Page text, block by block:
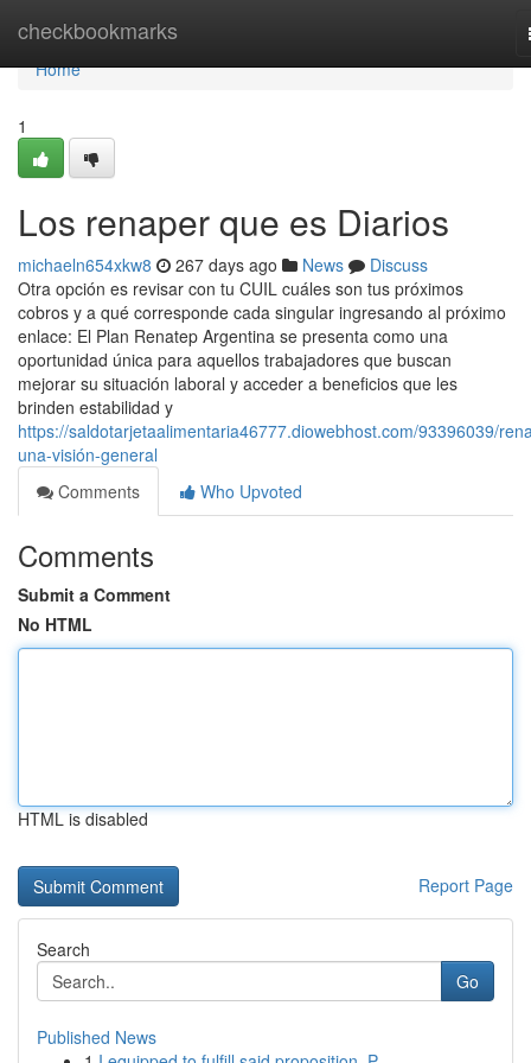
checkbookmarks
Home
Home
1
Los renaper que es Diarios
michaeln654xkw8 267 days ago News
Discuss
Otra opción es revisar con tu CUIL cuáles son tus próximos
cobros y a qué corresponde cada singular ingresando al próximo
enlace: El Plan Renatep Argentina se presenta como una
oportunidad única para aquellos trabajadores que buscan
mejorar su situación laboral y acceder a beneficios que les
brinden estabilidad y
https://saldotarjetaalimentaria46777.diowebhost.com/93396039/
una-visión-general
Comments
Who Upvoted
Comments
Submit a Comment
No HTML
HTML is disabled
Report Page
Search
Go
Published News